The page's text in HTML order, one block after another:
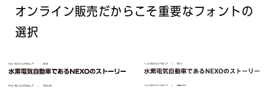
オンライン販売だからこそ重要なフォントの
選択